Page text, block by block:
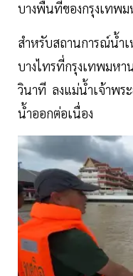
บางพื้นที่ของกรุงเทพม
สำหรับสถานการณ์น้ำ
บางไทรที่กรุงเทพมหา
วินาที ลงแม่น้ำเจ้าพร
น้ำออกต่อเนื่อง